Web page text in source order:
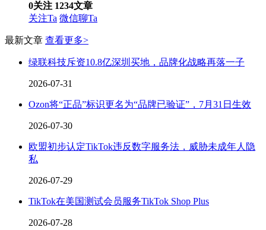
0关注 1234文章
关注Ta 微信聊Ta
最新文章 查看更多>
绿联科技斥资10.8亿深圳买地，品牌化战略再落一子
2026-07-31
Ozon将“正品”标识更名为“品牌已验证”，7月31日生效
2026-07-30
欧盟初步认定TikTok违反数字服务法，威胁未成年人隐
私
2026-07-29
TikTok在美国测试会员服务TikTok Shop Plus
2026-07-28